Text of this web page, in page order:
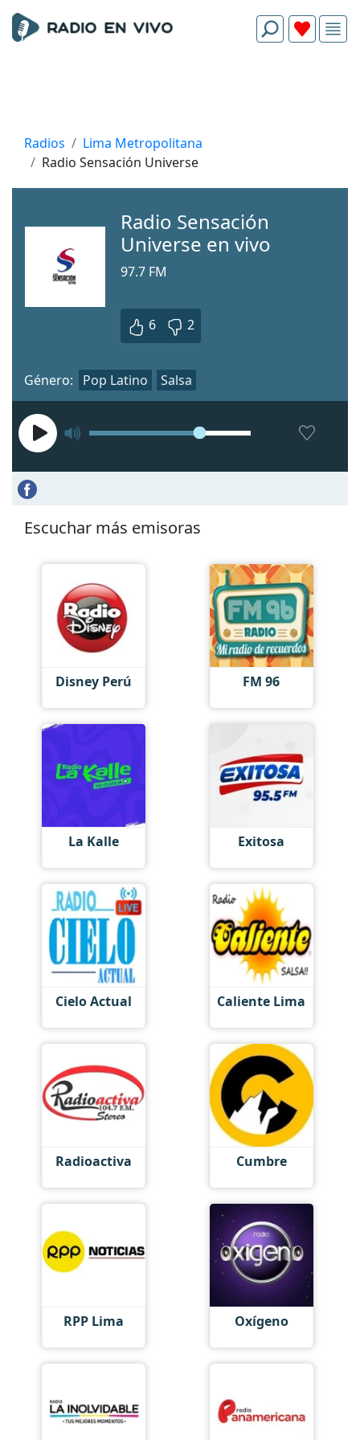
Radios
Lima Metropolitana
Radio Sensación Universe
Radio Sensación
Universe en vivo
97.7 FM
6 2
Género: Pop Latino Salsa
Escuchar más emisoras
Disney Perú FM 96
La Kalle Exitosa
Cielo Actual Caliente Lima
Radioactiva Cumbre
RPP Lima Oxígeno